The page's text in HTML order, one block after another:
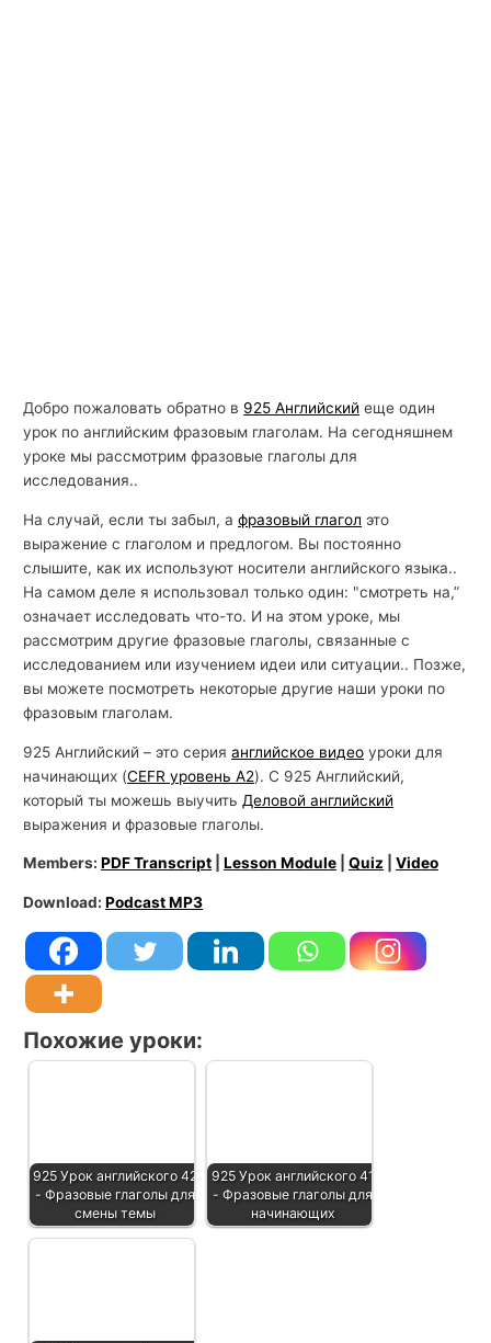
Добро пожаловать обратно в 925 Английский еще один
урок по английским фразовым глаголам. На сегодняшнем
уроке мы рассмотрим фразовые глаголы для
исследования..
На случай, если ты забыл, афразовый глагол это
выражение с глаголом и предлогом. Вы постоянно
слышите, как их используют носители английского языка..
На самом деле я использовал только один: "смотреть на,”
означает исследовать что-то. И на этом уроке, мы
рассмотрим другие фразовые глаголы, связанные с
исследованием или изучением идеи или ситуации.. Позже,
вы можете посмотреть некоторые другие наши уроки по
фразовым глаголам.
925 Английский – это серияанглийское видео уроки для
начинающих (CEFR уровень A2). С 925 Английский,
который ты можешь выучить Деловой английский
выражения и фразовые глаголы.
Members:PDF Transcript |Lesson Module |Quiz |Video
Download:Podcast MP3
Похожие уроки:
925 Урок английского 42
- Фразовые глаголы для
смены темы
925 Урок английского 41
- Фразовые глаголы для
начинающих